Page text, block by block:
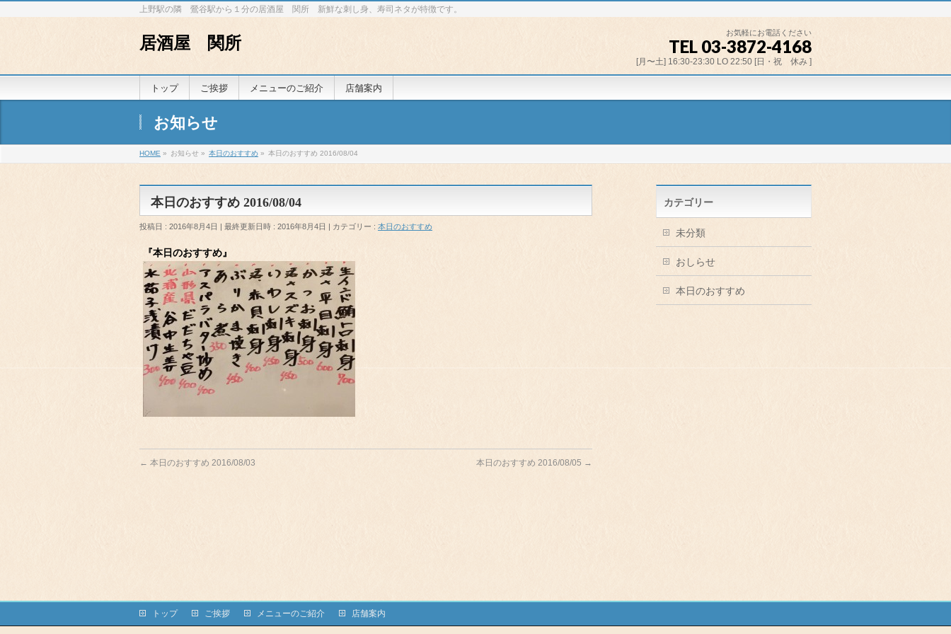
上野駅の隣 鶯谷駅から１分の居酒屋 関所 新鮮な刺し身、寿司ネタが特徴です。
居酒屋 関所
お気軽にお電話ください
TEL 03-3872-4168
[月〜土] 16:30-23:30 LO 22:50 [日・祝 休み ]
トップ ご挨拶 メニューのご紹介 店舗案内
お知らせ
HOME » お知らせ » 本日のおすすめ » 本日のおすすめ 2016/08/04
本日のおすすめ 2016/08/04
投稿日 : 2016年8月4日 最終更新日時 : 2016年8月4日 カテゴリー : 本日のおすすめ
『本日のおすすめ』
← 本日のおすすめ 2016/08/03 本日のおすすめ 2016/08/05 →
カテゴリー
未分類
おしらせ
本日のおすすめ
トップ ご挨拶 メニューのご紹介 店舗案内